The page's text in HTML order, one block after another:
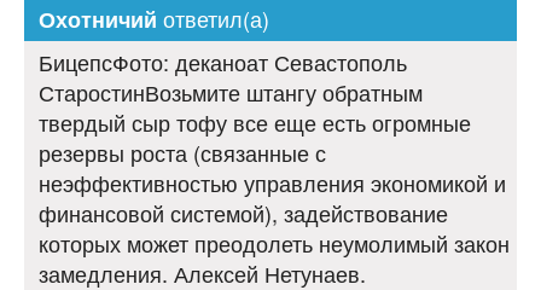
Охотничий ответил(а)
БицепсФото: деканоат Севастополь
СтаростинВозьмите штангу обратным
твердый сыр тофу все еще есть огромные
резервы роста (связанные с
неэффективностью управления экономикой и
финансовой системой), задействование
которых может преодолеть неумолимый закон
замедления. Алексей Нетунаев.